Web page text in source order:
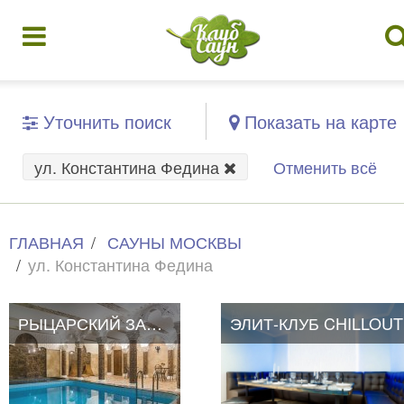
Уточнить поиск Показать на карте
ул. Константина Федина Отменить всё
ГЛАВНАЯ
САУНЫ МОСКВЫ
ул. Константина Федина
РЫЦАРСКИЙ ЗАМОК
РЫЦАРСКИЙ ЗАМОК ЭЛИТ-КЛУБ CHILLOUT